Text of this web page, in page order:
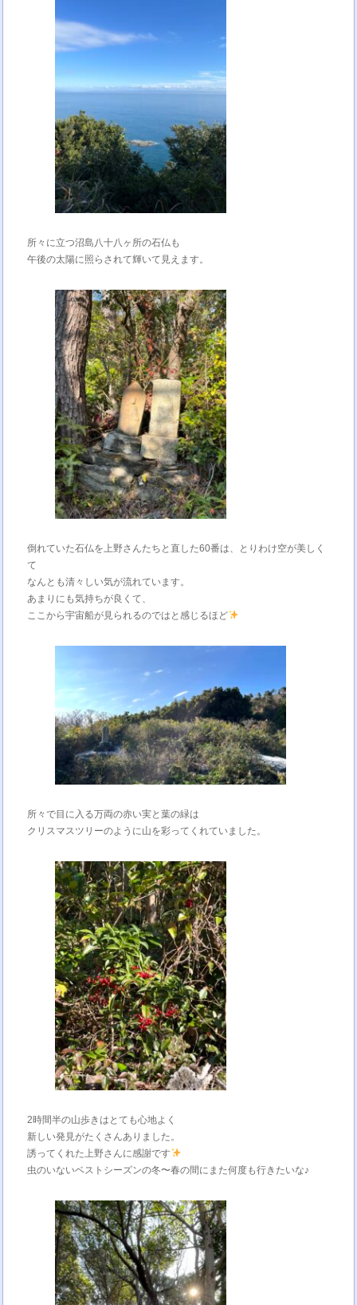
所々に立つ沼島八十八ヶ所の石仏も
午後の太陽に照らされて輝いて見えます。
倒れていた石仏を上野さんたちと直した60番は、とりわけ空が美しく
て
なんとも清々しい気が流れています。
あまりにも気持ちが良くて、
ここから宇宙船が見られるのではと感じるほど
所々で目に入る万両の赤い実と葉の緑は
クリスマスツリーのように山を彩ってくれていました。
2時間半の山歩きはとても心地よく
新しい発見がたくさんありました。
誘ってくれた上野さんに感謝です
虫のいないベストシーズンの冬〜春の間にまた何度も行きたいな♪